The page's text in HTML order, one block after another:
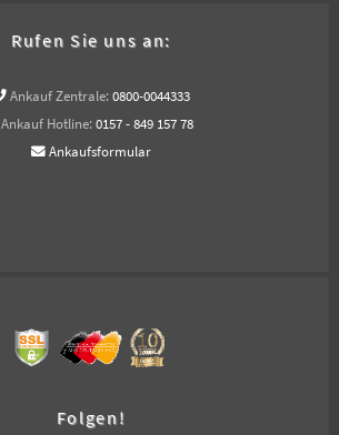
Rufen Sie uns an:
Ankauf Zentrale: 0800-0044333
Ankauf Hotline: 0157 - 849 157 78
Ankaufsformular
Folgen!